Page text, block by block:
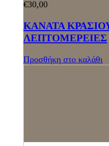
€30,00
ΚΑΝΑΤΑ
ΛΕΠΤΟΜΕΡΕΙΕΣ
Προσθήκη στο καλάθι